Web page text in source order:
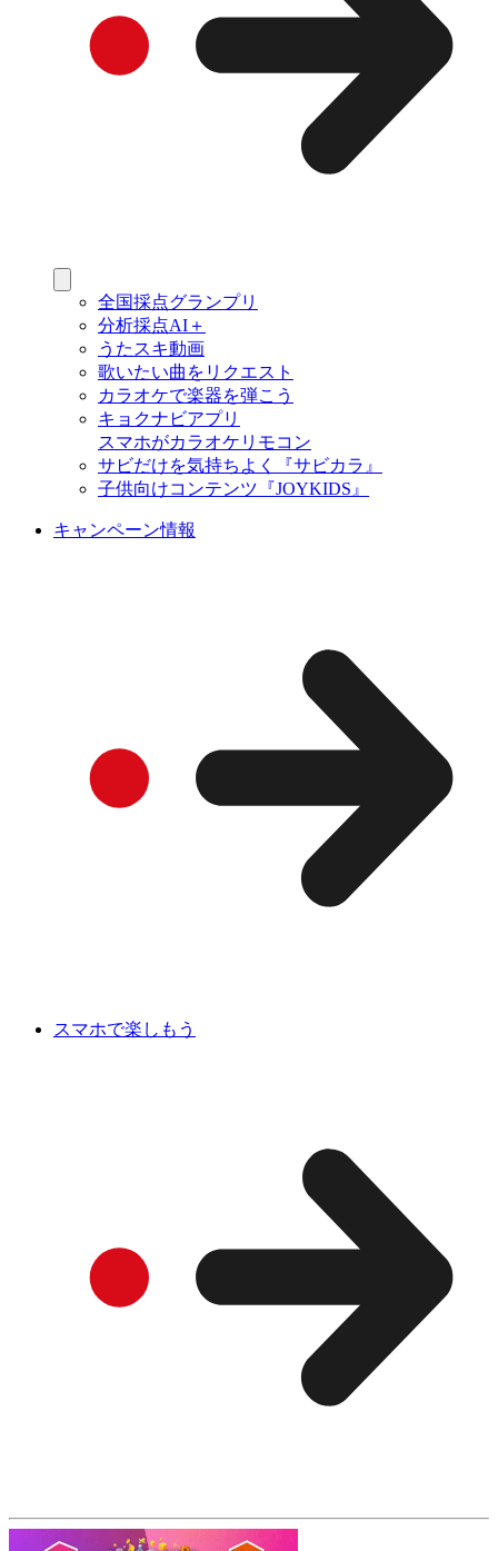
全国採点グランプリ
分析採点AI＋
うたスキ動画
歌いたい曲をリクエスト
カラオケで楽器を弾こう
キョクナビアプリ
スマホがカラオケリモコン
サビだけを気持ちよく『サビカラ』
子供向けコンテンツ『JOYKIDS』
キャンペーン情報
スマホで楽しもう